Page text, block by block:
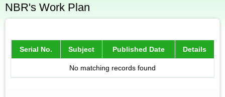
NBR's Work Plan
Serial No. Subject Published Date Details
No matching records found